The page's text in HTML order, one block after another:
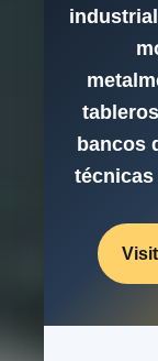
bancos